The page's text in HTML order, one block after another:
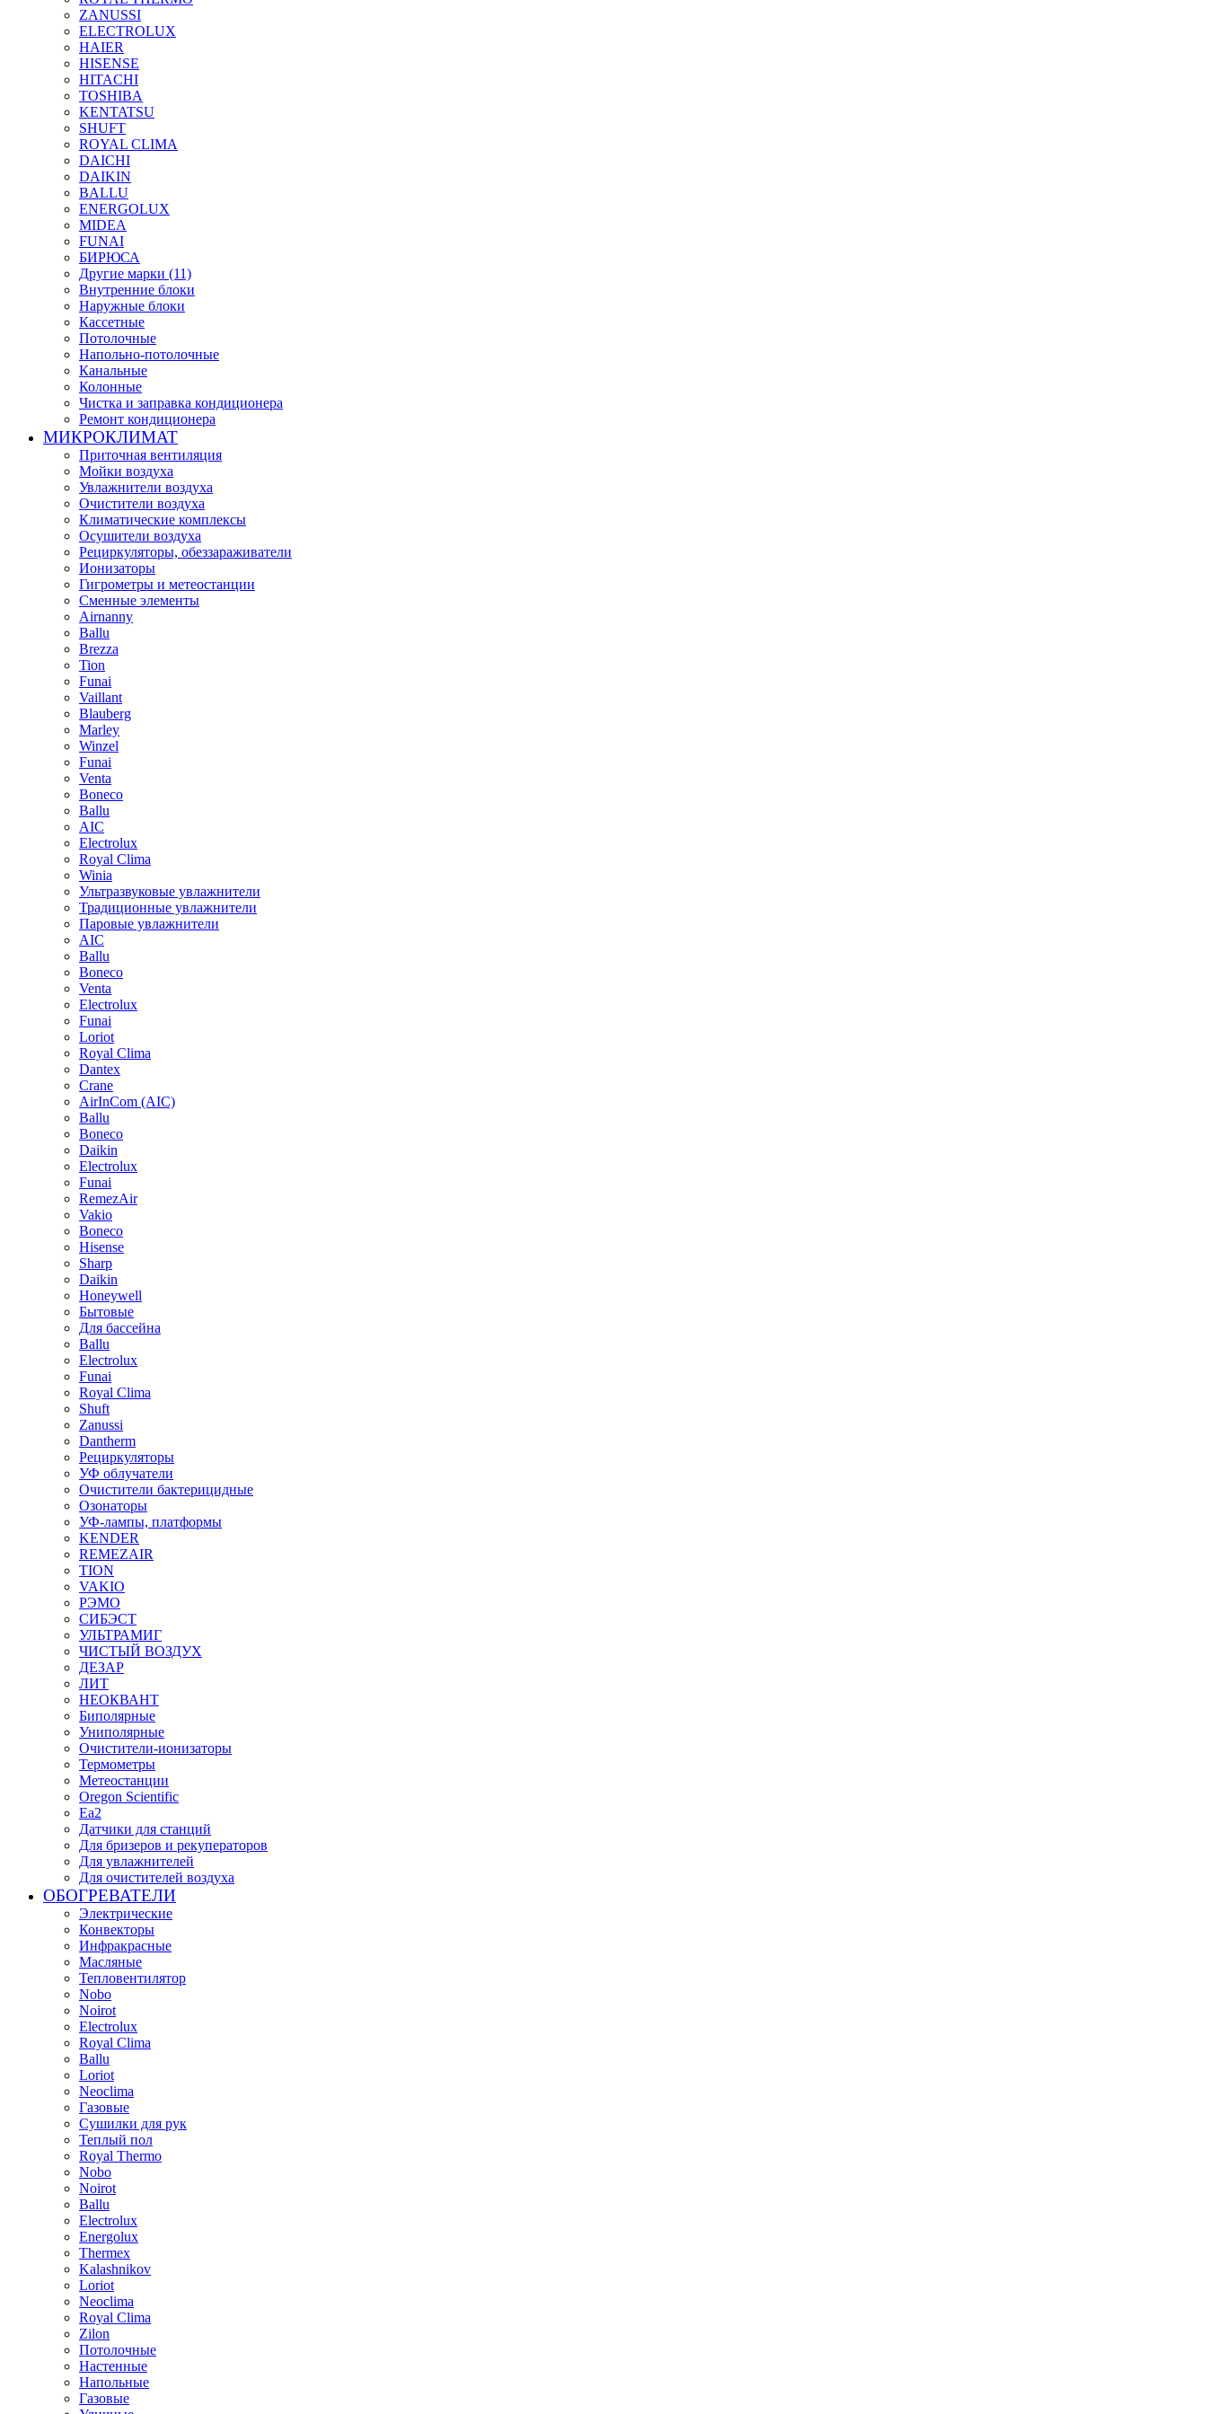
ZANUSSI
ELECTROLUX
HAIER
HISENSE
HITACHI
TOSHIBA
KENTATSU
SHUFT
ROYAL CLIMA
DAICHI
DAIKIN
BALLU
ENERGOLUX
MIDEA
FUNAI
БИРЮСА
Другие марки (11)
Внутренние блоки
Наружные блоки
Кассетные
Потолочные
Напольно-потолочные
Канальные
Колонные
Чистка и заправка кондиционера
Ремонт кондиционера
МИКРОКЛИМАТ
Приточная вентиляция
Мойки воздуха
Увлажнители воздуха
Очистители воздуха
Климатические комплексы
Осушители воздуха
Рециркуляторы, обеззараживатели
Ионизаторы
Гигрометры и метеостанции
Сменные элементы
Airnanny
Ballu
Brezza
Tion
Funai
Vaillant
Blauberg
Marley
Winzel
Funai
Venta
Boneco
Ballu
AIC
Electrolux
Royal Clima
Winia
Ультразвуковые увлажнители
Традиционные увлажнители
Паровые увлажнители
AIC
Ballu
Boneco
Venta
Electrolux
Funai
Loriot
Royal Clima
Dantex
Crane
AirInCom (AIC)
Ballu
Boneco
Daikin
Electrolux
Funai
RemezAir
Vakio
Boneco
Hisense
Sharp
Daikin
Honeywell
Бытовые
Для бассейна
Ballu
Electrolux
Funai
Royal Clima
Shuft
Zanussi
Dantherm
Рециркуляторы
УФ облучатели
Очистители бактерицидные
Озонаторы
УФ-лампы, платформы
KENDER
REMEZAIR
TION
VAKIO
РЭМО
СИБЭСТ
УЛЬТРАМИГ
ЧИСТЫЙ ВОЗДУХ
ДЕЗАР
ЛИТ
НЕОКВАНТ
Биполярные
Униполярные
Очистители-ионизаторы
Термометры
Метеостанции
Oregon Scientific
Ea2
Датчики для станций
Для бризеров и рекуператоров
Для увлажнителей
Для очистителей воздуха
ОБОГРЕВАТЕЛИ
Электрические
Конвекторы
Инфракрасные
Масляные
Тепловентилятор
Nobo
Noirot
Electrolux
Royal Clima
Ballu
Loriot
Neoclima
Газовые
Сушилки для рук
Теплый пол
Royal Thermo
Nobo
Noirot
Ballu
Electrolux
Energolux
Тhermex
Kalashnikov
Loriot
Neoclima
Royal Clima
Zilon
Потолочные
Настенные
Напольные
Газовые